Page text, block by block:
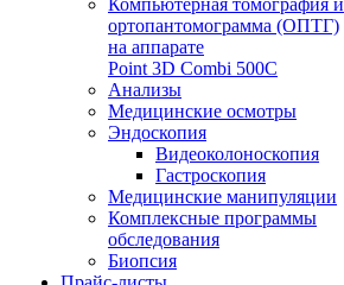
Компьютерная томография и
ортопантомограмма (ОПТГ)
на аппарате
Point 3D Combi 500C
Анализы
Медицинские осмотры
Эндоскопия
Видеоколоноскопия
Гастроскопия
Медицинские манипуляции
Комплексные программы
обследования
Биопсия